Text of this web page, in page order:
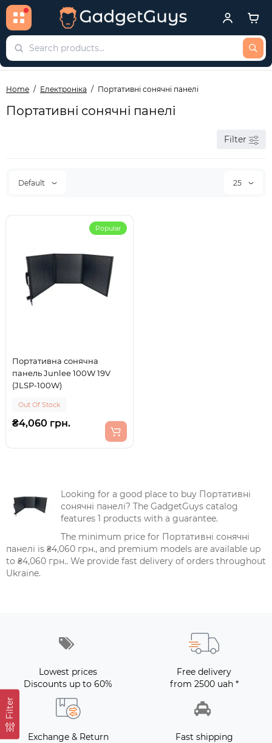
Home Електроніка Портативні сонячні панелі
Filter
Портативні сонячні панелі
Filter
Default 25
Popular
Портативна сонячна
панель Junlee 100W 19V
(JLSP-100W)
Out Of Stock
₴4,060 грн.
Looking for a good place to buy Портативні
сонячні панелі? The GadgetGuys catalog
features 1 products with a guarantee.
The minimum price for Портативні сонячні
панелі is ₴4,060 грн., and premium models are available up
to ₴4,060 грн.. We provide fast delivery of orders throughout
Ukraine.
Lowest prices
Discounts up to 60%
Free delivery
from 2500 uah *
Exchange & Return
Fast shipping